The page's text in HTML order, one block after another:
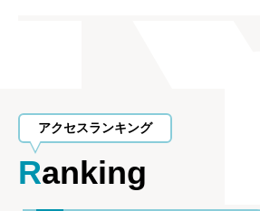
アクセスランキング
Ranking